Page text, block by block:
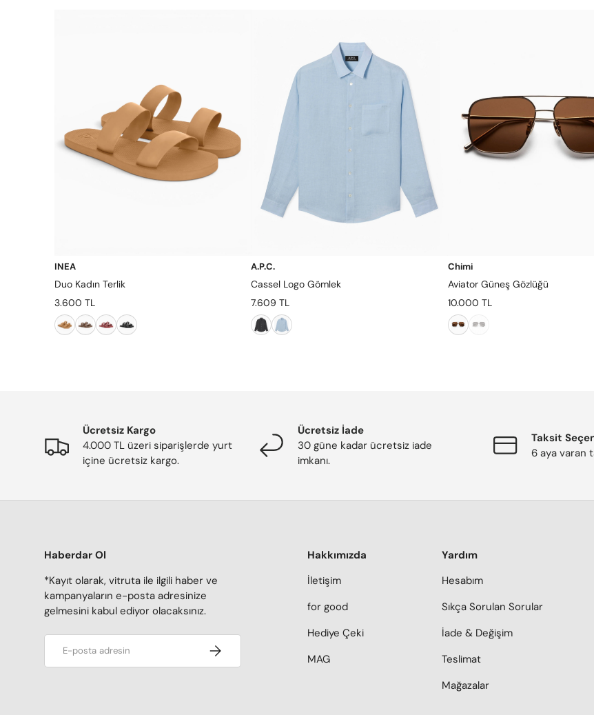
INEA
Duo Kadın Terlik
3.600 TL
A.P.C.
Cassel Logo Gömlek
7.609 TL
Chimi
Aviator Güneş Gözlüğü
10.000 TL
Ücretsiz Kargo
4.000 TL üzeri siparişlerde yurt
içine ücretsiz kargo.
Ücretsiz İade
30 güne kadar ücretsiz iade
imkanı.
Taksit
6 aya varan
Haberdar Ol
*Kayıt olarak, vitruta ile ilgili haber ve
kampanyaların e-posta adresinize
gelmesini kabul ediyor olacaksınız.
Kaydol
Hakkımızda
İletişim
for good
Hediye Çeki
MAG
Yardım
Hesabım
Sıkça Sorulan Sorular
İade & Değişim
Teslimat
Mağazalar